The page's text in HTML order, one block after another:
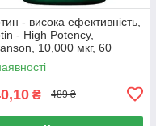
- висока ефективність,
- High Potency,
10,000 мкг, 60
₴ 489 ₴